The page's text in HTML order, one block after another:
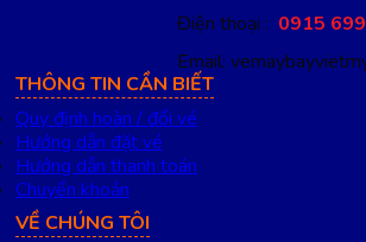
Điện thoại : 0915
Email:
THÔNG TIN CẦN BIẾT
Quy định hoàn / đổi vé
Hướng dẫn đặt vé
Hướng dẫn thanh toán
Chuyển khoản
VỀ CHÚNG TÔI